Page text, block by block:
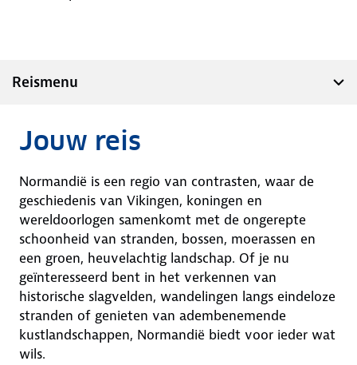
Reismenu
Jouw reis
Normandië is een regio van contrasten, waar de
geschiedenis van Vikingen, koningen en
wereldoorlogen samenkomt met de ongerepte
schoonheid van stranden, bossen, moerassen en
een groen, heuvelachtig landschap. Of je nu
geïnteresseerd bent in het verkennen van
historische slagvelden, wandelingen langs eindeloze
stranden of genieten van adembenemende
kustlandschappen, Normandië biedt voor ieder wat
wils.